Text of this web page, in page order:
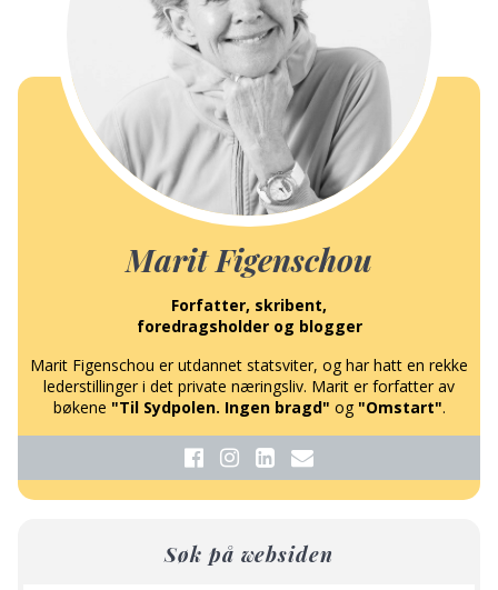
Marit Figenschou
Forfatter, skribent,
foredragsholder og blogger
Marit Figenschou er utdannet statsviter, og har hatt en rekke
lederstillinger i det private næringsliv. Marit er forfatter av
bøkene "Til Sydpolen. Ingen bragd" og "Omstart".
Søk på websiden